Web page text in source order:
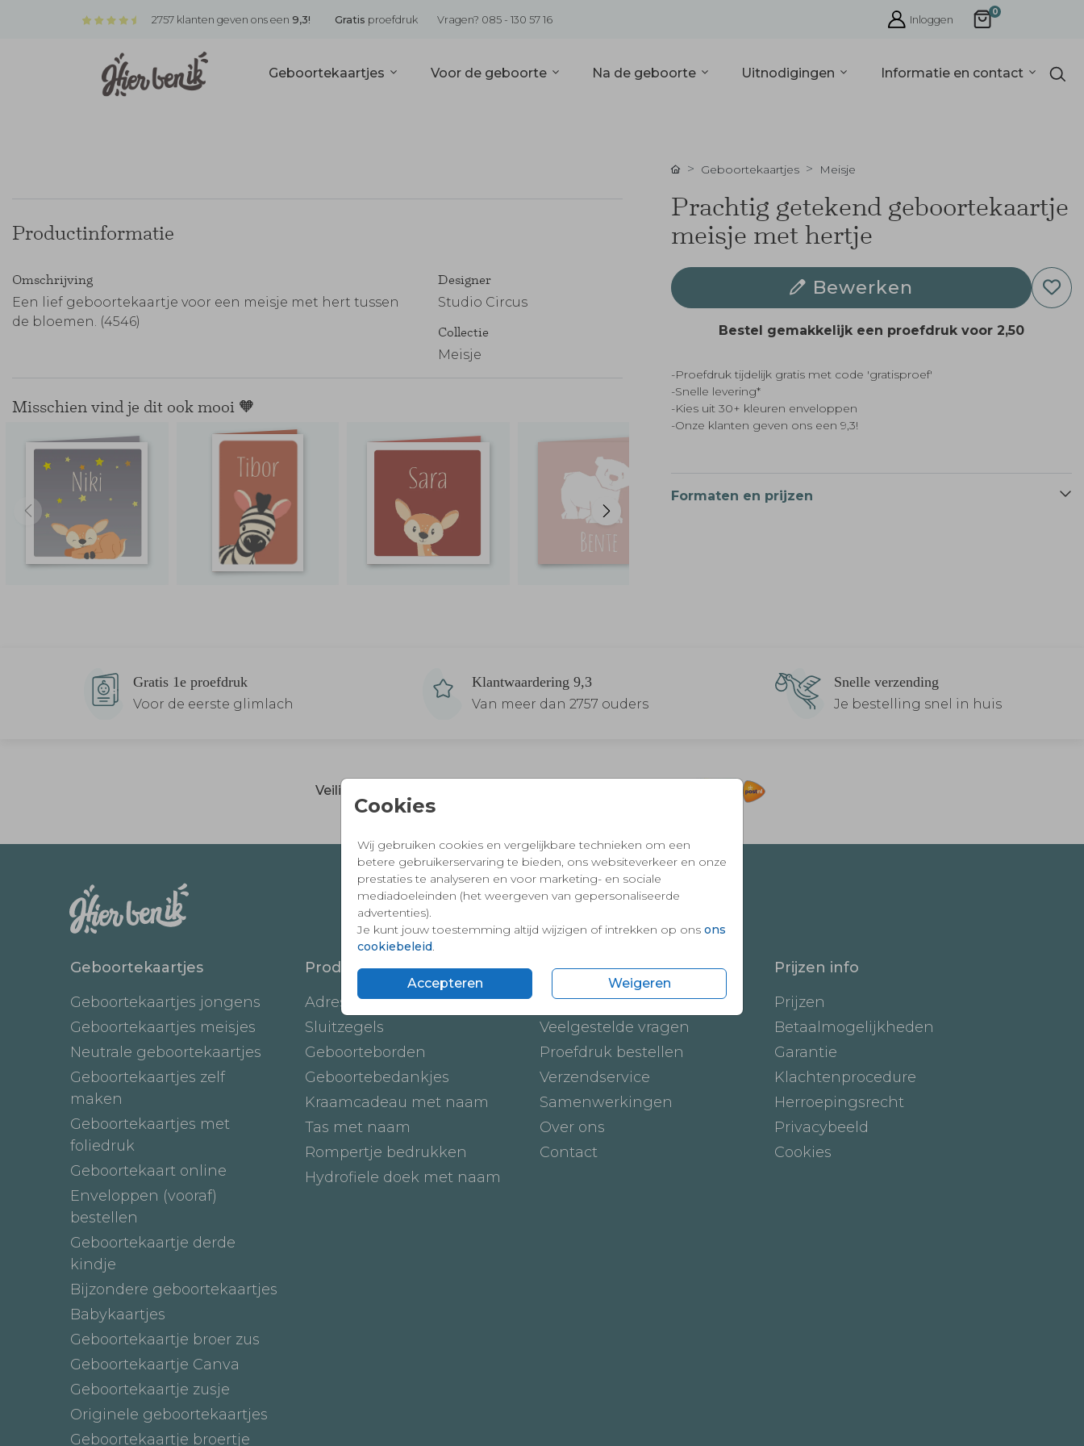
2757 klanten geven ons een 9,3! Gratis proefdruk Vragen? 085 - 130 57 16 Inloggen
0
Geboortekaartjes Voor de geboorte Na de geboorte Uitnodigingen Informatie en contact
Cookies
Wij gebruiken cookies en vergelijkbare technieken om een
betere gebruikerservaring te bieden, ons websiteverkeer en onze
prestaties te analyseren en voor marketing- en sociale
mediadoeleinden (het weergeven van gepersonaliseerde
advertenties).
Je kunt jouw toestemming altijd wijzigen of intrekken op ons ons
cookiebeleid
Accepteren Weigeren
Productinformatie
Omschrijving
Een lief geboortekaartje voor een meisje met hert tussen
de bloemen. (4546)
Designer
Studio Circus
Collectie
Meisje
Misschien vind je dit ook mooi 🧡
Geboortekaartjes Meisje
Prachtig getekend geboortekaartje
meisje met hertje
Bewerken
Bestel gemakkelijk een proefdruk voor 2,50
-Proefdruk tijdelijk gratis met code 'gratisproef'
-Snelle levering*
-Kies uit 30+ kleuren enveloppen
-Onze klanten geven ons een 9,3!
Formaten en prijzen
Gratis 1e proefdruk
Voor de eerste glimlach
Klantwaardering 9,3
Van meer dan 2757 ouders
Snelle verzending
Je bestelling snel in huis
Veilig en vertrouwd winkelen en betalen
Geboortekaartjes
Geboortekaartjes jongens
Geboortekaartjes meisjes
Neutrale geboortekaartjes
Geboortekaartjes zelf
maken
Geboortekaartjes met
foliedruk
Geboortekaart online
Enveloppen (vooraf)
bestellen
Geboortekaartje derde
kindje
Bijzondere geboortekaartjes
Babykaartjes
Geboortekaartje broer zus
Geboortekaartje Canva
Geboortekaartje zusje
Originele geboortekaartjes
Geboortekaartje broertje
Producten
Adresstickers
Sluitzegels
Geboorteborden
Geboortebedankjes
Kraamcadeau met naam
Tas met naam
Rompertje bedrukken
Hydrofiele doek met naam
Onze service
Hoe werkt het
Veelgestelde vragen
Proefdruk bestellen
Verzendservice
Samenwerkingen
Over ons
Contact
Prijzen info
Prijzen
Betaalmogelijkheden
Garantie
Klachtenprocedure
Herroepingsrecht
Privacybeeld
Cookies